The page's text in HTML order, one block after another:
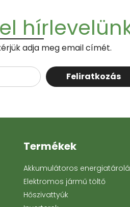
adja meg email címét.
Feliratkozás
Termékek
Akkumulátoros
Elektromos jármű töltő
Hőszivattyúk